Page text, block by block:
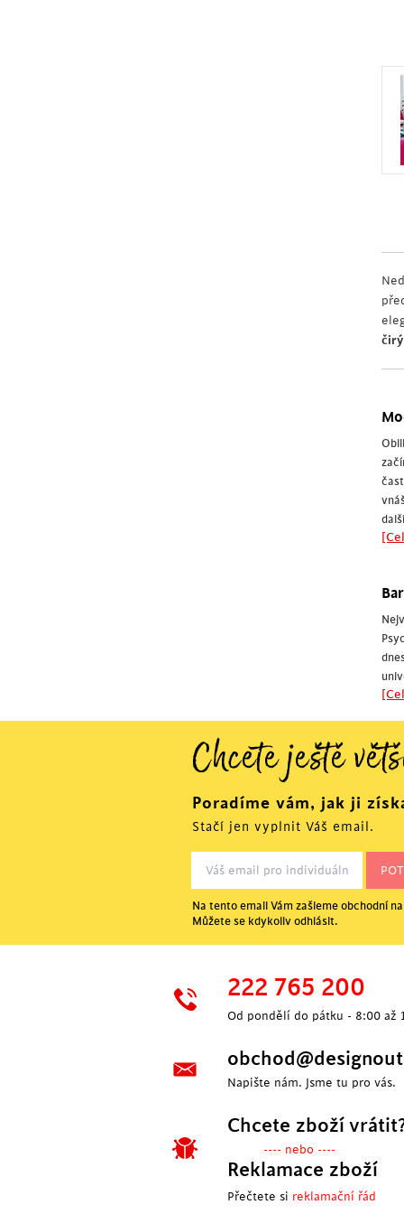
Chcete ještě
Poradíme vám, jak ji
Stačí jen vyplnit Váš email.
Na tento email Vám zašleme obchodní
Můžete se kdykoliv odhlásit.
222 765 200
Od pondělí do pátku - 8:00 až
Napište nám. Jsme tu pro vás.
Chcete zboží
---- nebo ----
Reklamace zboží
Přečtete si reklamační řád